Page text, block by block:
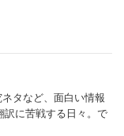
タなど、面白い情報
訳に苦戦する日々。で